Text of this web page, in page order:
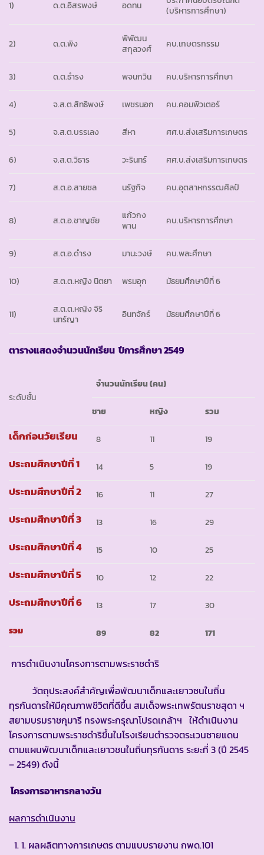
1) ด.ต.อิสรพงษ์ อดทน
(บริหารการศึกษา)
2) ด.ต.พิง
พิพัฒน
สกุลวงศ์
คบ.เกษตรกรรม
3) ด.ต.ธำรง พจนกวิน คบ.บริหารการศึกษา
4) จ.ส.ต.สิทธิพงษ์ เพชรนอก คบ.คอมพิวเตอร์
5) จ.ส.ต.บรรเลง สีหา ศศ.บ.ส่งเสริมการเกษตร
6) จ.ส.ต.วิธาร วะรินทร์ ศศ.บ.ส่งเสริมการเกษตร
7) ส.ต.อ.สายชล นรัฐกิจ คบ.อุตสาหกรรฒศิลป์
8) ส.ต.อ.ชาญชัย
แก้วกง
พาน
คบ.บริหารการศึกษา
9) ส.ต.อ.ดำรง มานะวงษ์ คบ.พละศึกษา
10) ส.ต.ต.หญิง นิตยา พรมอุก มัธยมศึกษาปีที่ 6
11)
ส.ต.ต.หญิง จิริ
นทร์ญา
อินทจักร์ มัธยมศึกษาปีที่ 6
ตารางแสดงจำนวนนักเรียน ปีการศึกษา 2549
ระดับชั้น
จำนวนนักเรียน (คน)
ชาย หญิง รวม
เด็กก่อนวัยเรียน 8 11 19
ประถมศึกษาปีที่ 1 14 5 19
ประถมศึกษาปีที่ 2 16 11 27
ประถมศึกษาปีที่ 3 13 16 29
ประถมศึกษาปีที่ 4 15 10 25
ประถมศึกษาปีที่ 5 10 12 22
ประถมศึกษาปีที่ 6 13 17
30
รวม
89 82 171
การดำเนินงานโครงการตามพระราชดำริ
วัตถุประสงค์สำคัญเพื่อพัฒนาเด็กและเยาวชนในถิ่น
ทุรกันดารให้มีคุณภาพชีวิตที่ดีขึ้น สมเด็จพระเทพรัตนราชสุดา ฯ
สยามบรมราชกุมารี ทรงพระกรุณาโปรดเกล้าฯ ให้ดำเนินงาน
โครงการตามพระราชดำริขึ้นในโรงเรียนตำรวจตระเวนชายแดน
ตามแผนพัฒนาเด็กและเยาวชนในถิ่นทุรกันดาร ระยะที่ 3 (ปี 2545
– 2549) ดังนี้
โครงการอาหารกลางวัน
ผลการดำเนินงาน
1. ผลผลิตทางการเกษตร ตามแบบรายงาน กพด.101